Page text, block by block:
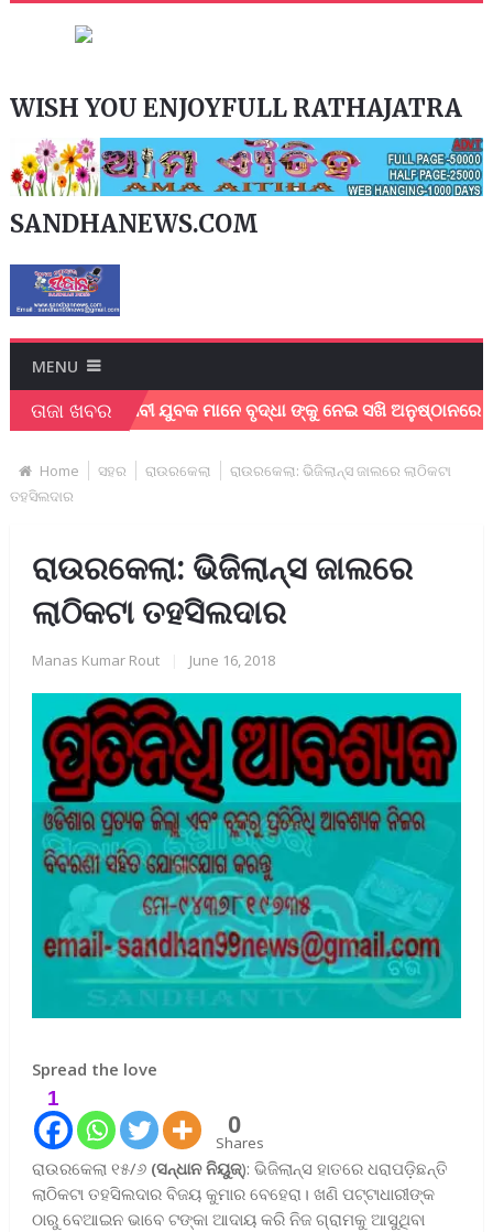
WISH YOU ENJOYFULL RATHAJATRA
SANDHANEWS.COM
MENU
ତାଜା ଖବର
ସ୍ବେଛାସେବୀ ଯୁବକ ମାନେ ବୃଦ୍ଧା ଙ୍କୁ ନେଇ ସଖି ଅନୁଷ୍ଠାନରେ କଲେ
Home ସହର ରାଉରକେଲା
ରାଉରକେଲା: ଭିଜିଲାନ୍ସ ଜାଲରେ ଲାଠିକଟା
ତହସିଲଦାର
ରାଉରକେଲା: ଭିଜିଲାନ୍ସ ଜାଲରେ
ଲାଠିକଟା ତହସିଲଦାର
Manas Kumar Rout June 16, 2018
Spread the love
1
0
Shares
ରାଉରକେଲା ୧୫/୬(ସନ୍ଧାନ ନିୟୁଜ୍): ଭିଜିଲାନ୍ସ ହାତରେ ଧରାପଡ଼ିଛନ୍ତି
ଲାଠିକଟା ତହସିଲଦାର ବିଜୟ କୁମାର ବେହେରା। ଖଣି ପଟ୍ଟାଧାରୀଙ୍କ
ଠାରୁ ବେଆଇନ ଭାବେ ଟଙ୍କା ଆଦାୟ କରି ନିଜ ଗ୍ରାମକୁ ଆସୁଥିବା